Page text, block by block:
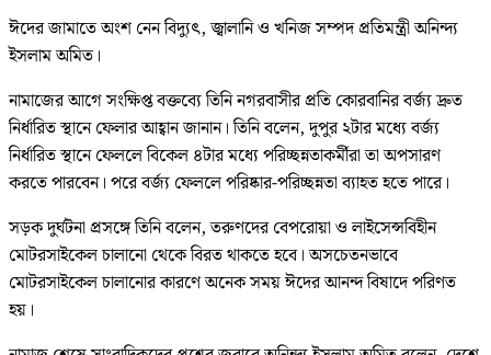
ঈদের জামাতে অংশ নেন বিদ্যুৎ, জ্বালানি ও খনিজ সম্পদ প্রতিমন্ত্রী অনিন্দ্য
ইসলাম অমিত।
নামাজের আগে সংক্ষিপ্ত বক্তব্যে তিনি নগরবাসীর প্রতি কোরবানির বর্জ্য দ্রুত
নির্ধারিত স্থানে ফেলার আহ্বান জানান। তিনি বলেন, দুপুর ২টার মধ্যে বর্জ্য
নির্ধারিত স্থানে ফেললে বিকেল ৪টার মধ্যে পরিচ্ছন্নতাকর্মীরা তা অপসারণ
করতে পারবেন। পরে বর্জ্য ফেললে পরিষ্কার-পরিচ্ছন্নতা ব্যাহত হতে পারে।
সড়ক দুর্ঘটনা প্রসঙ্গে তিনি বলেন, তরুণদের বেপরোয়া ও লাইসেন্সবিহীন
মোটরসাইকেল চালানো থেকে বিরত থাকতে হবে। অসচেতনভাবে
মোটরসাইকেল চালানোর কারণে অনেক সময় ঈদের আনন্দ বিষাদে পরিণত
হয়।